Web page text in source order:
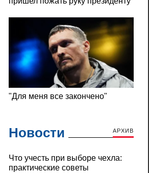
Новости АРХИВ
Что учесть при выборе чехла:
практические советы